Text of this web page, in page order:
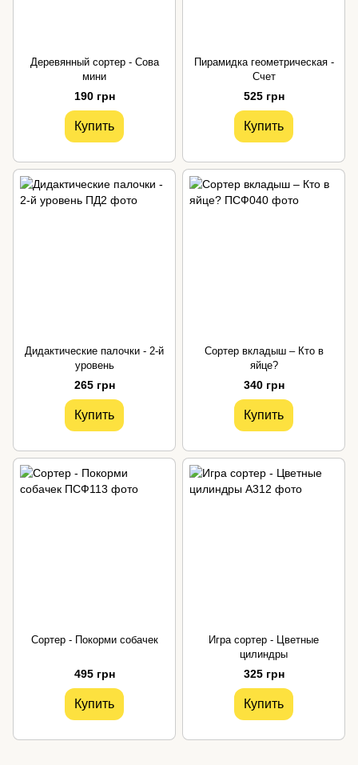
Деревянный сортер - Сова
мини
190 грн
Купить
Пирамидка геометрическая -
Счет
525 грн
Купить
Дидактические палочки - 2-й
уровень
265 грн
Купить
Сортер вкладыш – Кто в
яйце?
340 грн
Купить
Сортер - Покорми собачек
495 грн
Купить
Игра сортер - Цветные
цилиндры
325 грн
Купить